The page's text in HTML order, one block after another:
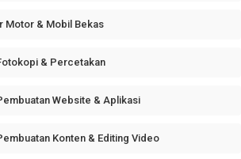
Motor & Mobil Bekas
& Percetakan
Website & Aplikasi
Konten & Editing Video